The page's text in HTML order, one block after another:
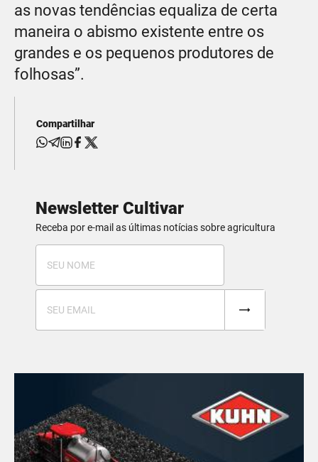
as novas tendências equaliza de certa
maneira o abismo existente entre os
grandes e os pequenos produtores de
folhosas”.
Compartilhar
Newsletter Cultivar
Receba por e-mail as últimas notícias sobre agricultura